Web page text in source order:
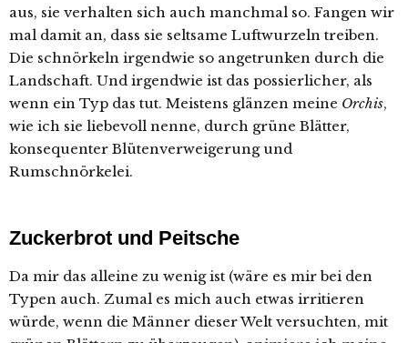
aus, sie verhalten sich auch manchmal so. Fangen wir
mal damit an, dass sie seltsame Luftwurzeln treiben.
Die schnörkeln irgendwie so angetrunken durch die
Landschaft. Und irgendwie ist das possierlicher, als
wenn ein Typ das tut. Meistens glänzen meine Orchis,
wie ich sie liebevoll nenne, durch grüne Blätter,
konsequenter Blütenverweigerung und
Rumschnörkelei.
Zuckerbrot und Peitsche
Da mir das alleine zu wenig ist (wäre es mir bei den
Typen auch. Zumal es mich auch etwas irritieren
würde, wenn die Männer dieser Welt versuchten, mit